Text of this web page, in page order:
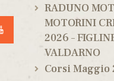
RADUNO
MOTORINI
2026 –
VALDARNO
Corsi Maggio